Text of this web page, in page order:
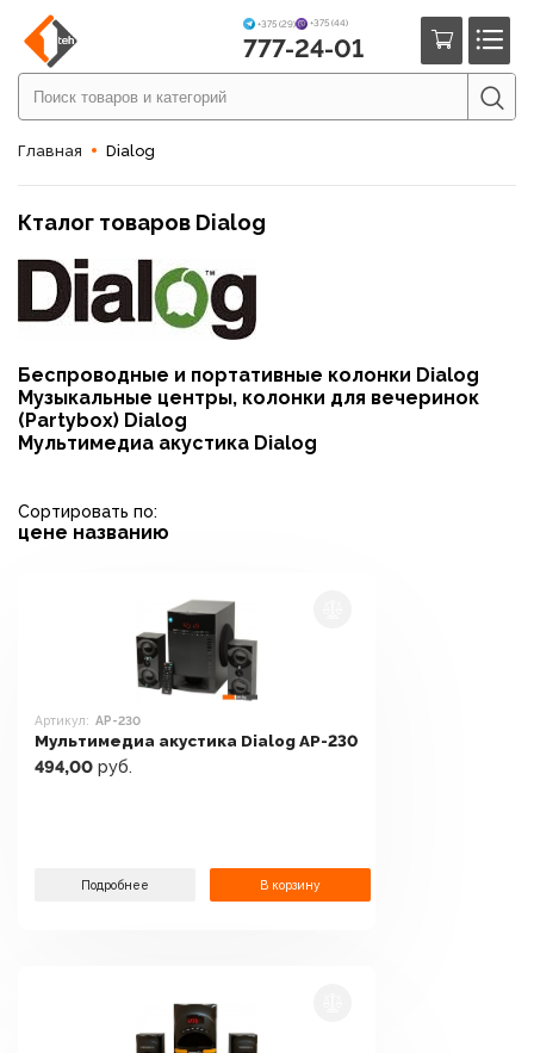
+375 (29) +375 (44)
777-24-01
Главная Dialog
Кталог товаров Dialog
Беспроводные и портативные колонки Dialog
Музыкальные центры, колонки для вечеринок
(Partybox) Dialog
Мультимедиа акустика Dialog
Сортировать по:
цене названию
Артикул: AP-230
Мультимедиа акустика Dialog AP-230
494,00 руб.
Подробнее В корзину